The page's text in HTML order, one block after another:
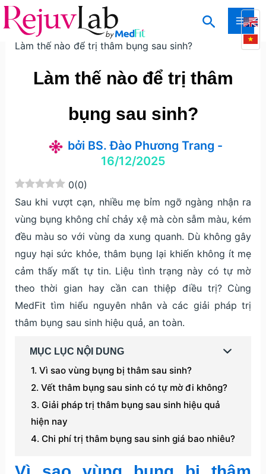
Nhảy
tới
Tìm
kiếm
Trang chủ Kiến thức
Kiến thức thẩm mỹ da
Làm thế nào để trị thâm bụng sau sinh?
Làm thế nào để trị thâm
bụng sau sinh?
bởi BS. Đào Phương Trang -
16/12/2025
0(0)
Sau khi vượt cạn, nhiều mẹ bỉm ngỡ ngàng nhận ra
vùng bụng không chỉ chảy xệ mà còn sẫm màu, kém
đều màu so với vùng da xung quanh. Dù không gây
nguy hại sức khỏe, thâm bụng lại khiến không ít mẹ
cảm thấy mất tự tin. Liệu tình trạng này có tự mờ
theo thời gian hay cần can thiệp điều trị? Cùng
MedFit tìm hiểu nguyên nhân và các giải pháp trị
thâm bụng sau sinh hiệu quả, an toàn.
MỤC LỤC NỘI DUNG
Vì sao vùng bụng bị thâm sau sinh?
Vết thâm bụng sau sinh có tự mờ đi không?
Giải pháp trị thâm bụng sau sinh hiệu quả
hiện nay
Chi phí trị thâm bụng sau sinh giá bao nhiêu?